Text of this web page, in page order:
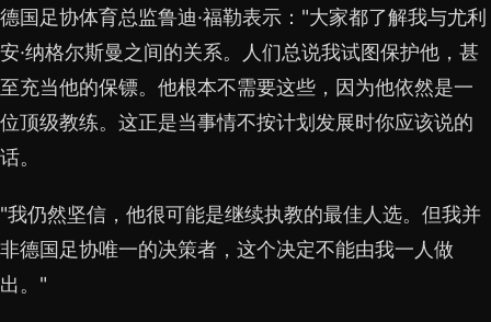
德国足协体育总监鲁迪·福勒表示："大家都了解我与尤利
安·纳格尔斯曼之间的关系。人们总说我试图保护他，甚
至充当他的保镖。他根本不需要这些，因为他依然是一
位顶级教练。这正是当事情不按计划发展时你应该说的
话。
"我仍然坚信，他很可能是继续执教的最佳人选。但我并
非德国足协唯一的决策者，这个决定不能由我一人做
出。"